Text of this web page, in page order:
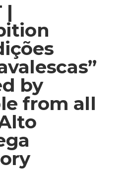
|
by
from all